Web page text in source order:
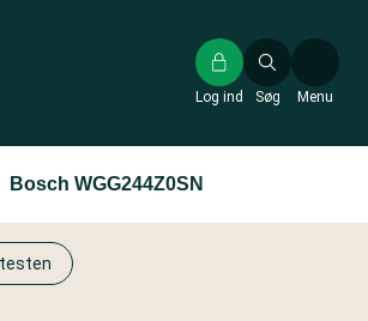
Søg
Log ind Menu
Bosch WGG244Z0SN